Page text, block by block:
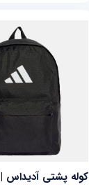
کوله پشتی آدیداس | Adidas